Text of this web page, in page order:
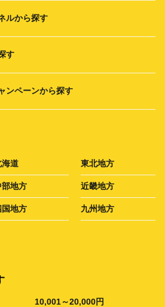
ルから探す
す
ンペーンから探す
海道 東北地方
部地方 近畿地方
国地方 九州地方
10,001～20,000円